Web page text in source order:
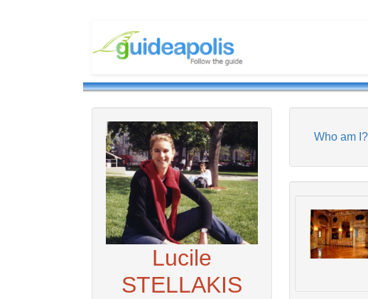
Lucile
STELLAKIS
Who am I?